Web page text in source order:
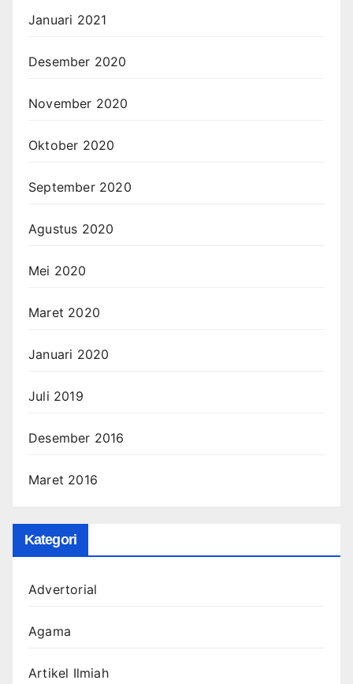
Januari 2021
Desember 2020
November 2020
Oktober 2020
September 2020
Agustus 2020
Mei 2020
Maret 2020
Januari 2020
Juli 2019
Desember 2016
Maret 2016
Kategori
Advertorial
Agama
Artikel Ilmiah